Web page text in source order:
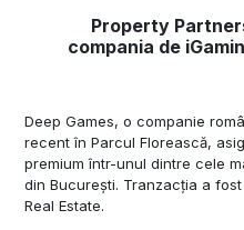
Property
compania de
Deep Games, o companie
recent în Parcul Florească,
premium într-unul dintre cele
din București. Tranzacția a
Real Estate.